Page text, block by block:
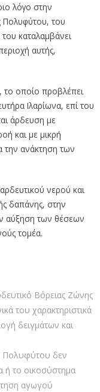
λόγο στην
Πολυφύτου, του
καταλαμβάνει
αυτής,
το οποίο προβλέπει
Ιλαρίωνα, επί του
άρδευση με
και με μικρή
την ανάκτηση των
νερού και
δαπάνης, στην
αύξηση των θέσεων
τομέα.
Βόρειας Ζώνης
του χαρακτηριστικά
δειγμάτων και
Πολυφύτου δεν
ή το οικοσύστημα
αγωγού